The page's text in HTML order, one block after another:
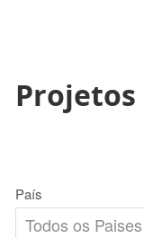
Projetos
País